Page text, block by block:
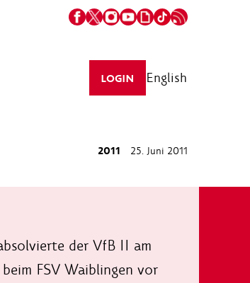
LOGIN English
2011 25. Juni 2011
der VfB II am
FSV Waiblingen vor